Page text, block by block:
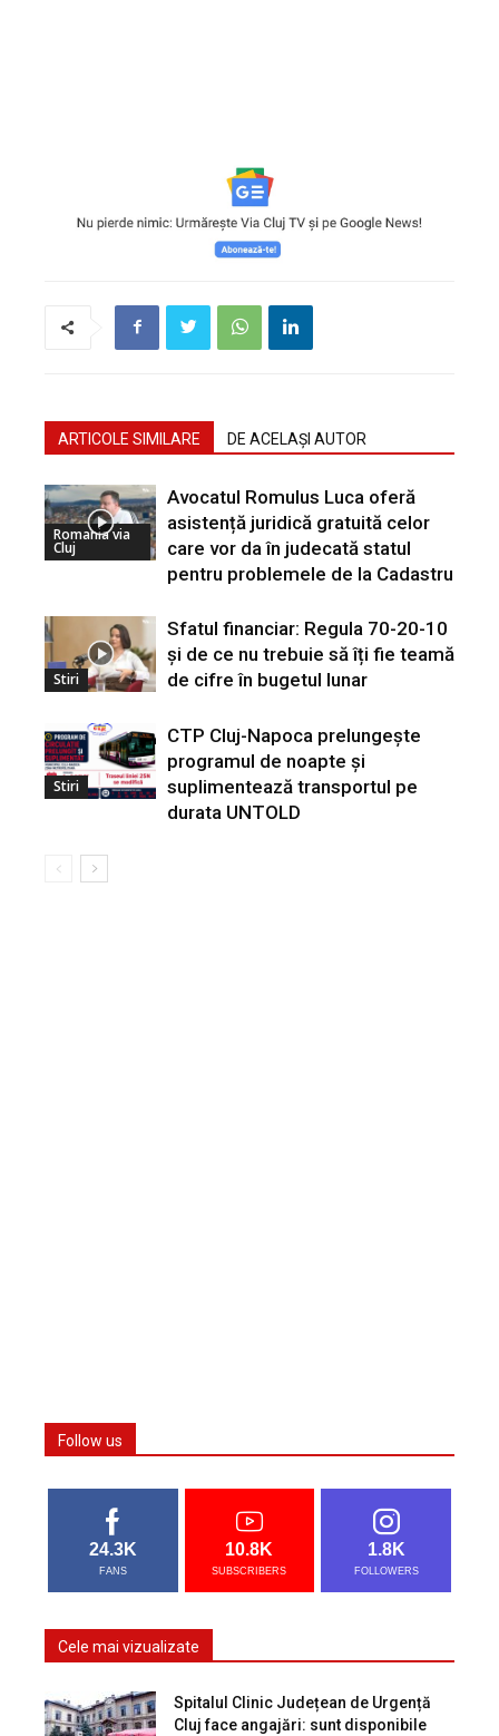
ARTICOLE SIMILARE DE ACELAȘI AUTOR
Romania via
Cluj
Avocatul Romulus Luca oferă
asistență juridică gratuită celor
care vor da în judecată statul
pentru problemele de la Cadastru
Stiri
Sfatul financiar: Regula 70-20-10
și de ce nu trebuie să îți fie teamă
de cifre în bugetul lunar
Stiri
CTP Cluj-Napoca prelungește
programul de noapte și
suplimentează transportul pe
durata UNTOLD
Follow us
24.3K
FANS
10.8K
SUBSCRIBERS
1.8K
FOLLOWERS
Cele mai vizualizate
Spitalul Clinic Județean de Urgență
Cluj face angajări: sunt disponibile